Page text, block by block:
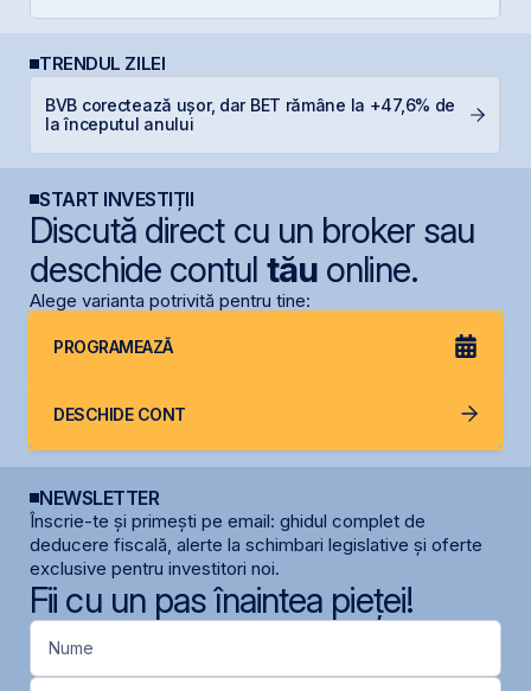
TRENDUL ZILEI
BVB corectează ușor, dar BET rămâne la +47,6% de
la începutul anului
START INVESTIȚII
Discută direct cu un broker sau
deschide contul tăuonline.
Alege varianta potrivită pentru tine:
PROGRAMEAZĂ
DESCHIDE CONT
NEWSLETTER
Înscrie-te și primești pe email: ghidul complet de
deducere fiscală, alerte la schimbari legislative și oferte
exclusive pentru investitori noi.
Fii cu un pas înaintea pieței!
Nume